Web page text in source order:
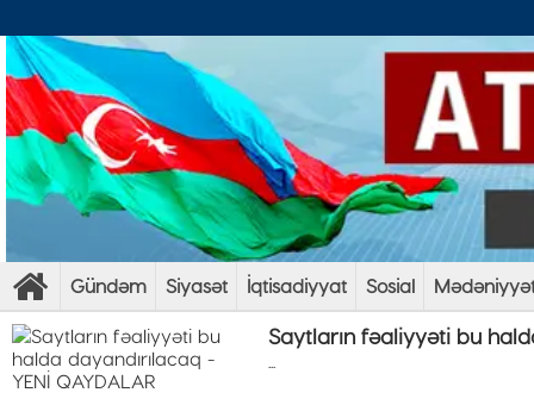
Gündəm Siyasət İqtisadiyyat Sosial
Saytların fəaliyyəti bu